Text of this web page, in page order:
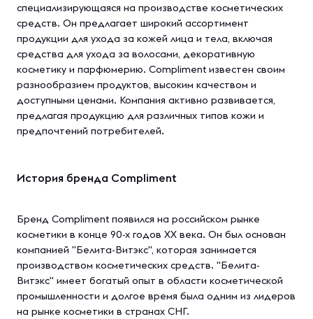
специализирующаяся на производстве косметических
средств. Он предлагает широкий ассортимент
продукции для ухода за кожей лица и тела, включая
средства для ухода за волосами, декоративную
косметику и парфюмерию. Compliment известен своим
разнообразием продуктов, высоким качеством и
доступными ценами. Компания активно развивается,
предлагая продукцию для различных типов кожи и
предпочтений потребителей.
История бренда Compliment
Бренд Compliment появился на российском рынке
косметики в конце 90-х годов XX века. Он был основан
компанией "Белита-Витэкс", которая занимается
производством косметических средств. "Белита-
Витэкс" имеет богатый опыт в области косметической
промышленности и долгое время была одним из лидеров
на рынке косметики в странах СНГ.